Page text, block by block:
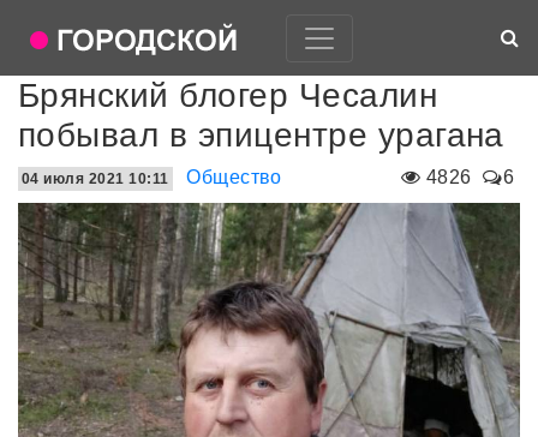
Брянский блогер Чесалин
побывал в эпицентре урагана
4826 6
04 июля 2021 10:11 Общество